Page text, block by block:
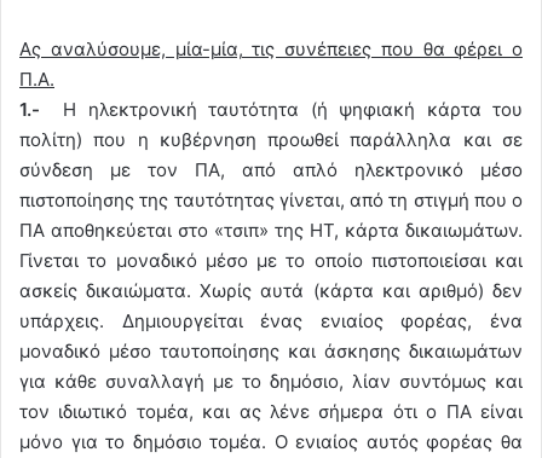
Ας αναλύσουμε, μία-μία, τις συνέπειες που θα φέρει ο
Π.Α.
1.- Η ηλεκτρονική ταυτότητα (ή ψηφιακή κάρτα του
πολίτη) που η κυβέρνηση προωθεί παράλληλα και σε
σύνδεση με τον ΠΑ, από απλό ηλεκτρονικό μέσο
πιστοποίησης της ταυτότητας γίνεται, από τη στιγμή που ο
ΠΑ αποθηκεύεται στο «τσιπ» της ΗΤ, κάρτα δικαιωμάτων.
Γίνεται το μοναδικό μέσο με το οποίο πιστοποιείσαι και
ασκείς δικαιώματα. Χωρίς αυτά (κάρτα και αριθμό) δεν
υπάρχεις. Δημιουργείται ένας ενιαίος φορέας, ένα
μοναδικό μέσο ταυτοποίησης και άσκησης δικαιωμάτων
για κάθε συναλλαγή με το δημόσιο, λίαν συντόμως και
τον ιδιωτικό τομέα, και ας λένε σήμερα ότι ο ΠΑ είναι
μόνο για το δημόσιο τομέα. Ο ενιαίος αυτός φορέας θα